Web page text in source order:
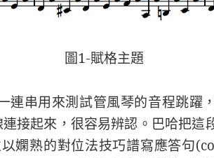
圖1-賦格主題
連串用來測試管風琴的音程跳躍
接起來，很容易辨認。巴哈把這
嫻熟的對位法技巧譜寫應答句